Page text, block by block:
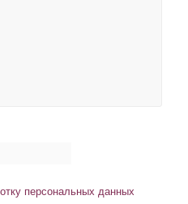
персональных данных